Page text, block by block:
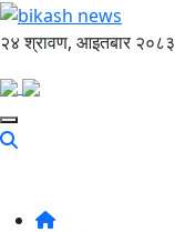
२४ श्रावण, आइतबार २०८३